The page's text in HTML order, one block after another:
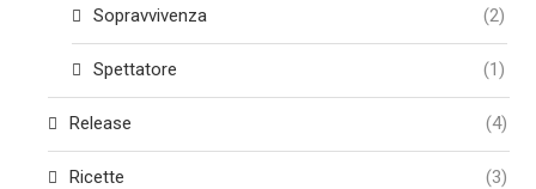
Sopravvivenza (2)
Spettatore (1)
Release (4)
Ricette (3)